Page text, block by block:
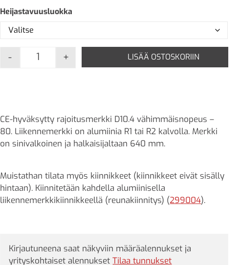
Heijastavuusluokka
D10.4 Vähimmäisnopeus - 80 määrä
- + LISÄÄ OSTOSKORIIN
CE-hyväksytty rajoitusmerkki D10.4 vähimmäisnopeus –
80. Liikennemerkki on alumiinia R1 tai R2 kalvolla. Merkki
on sinivalkoinen ja halkaisijaltaan 640 mm.
Muistathan tilata myös kiinnikkeet (kiinnikkeet eivät sisälly
hintaan). Kiinnitetään kahdella alumiinisella
liikennemerkkikiinnikkeellä (reunakiinnitys) (299004).
Kirjautuneena saat näkyviin määräalennukset ja
yrityskohtaiset alennuksetTilaa tunnukset